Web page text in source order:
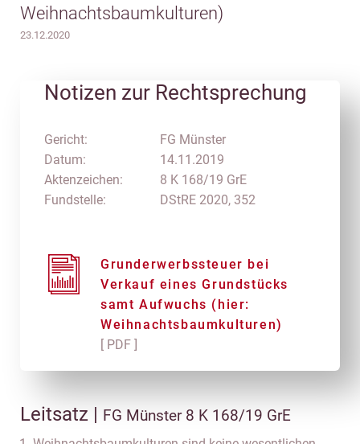
Weihnachtsbaumkulturen)
23.12.2020
Notizen zur Rechtsprechung
Gericht:
Datum:
Aktenzeichen:
Fundstelle:
FG Münster
14.11.2019
8 K 168/19 GrE
DStRE 2020, 352
Grunderwerbssteuer bei
Verkauf eines Grundstücks
samt Aufwuchs (hier:
Weihnachtsbaumkulturen)
[ PDF ]
Leitsatz | FG Münster 8 K 168/19 GrE